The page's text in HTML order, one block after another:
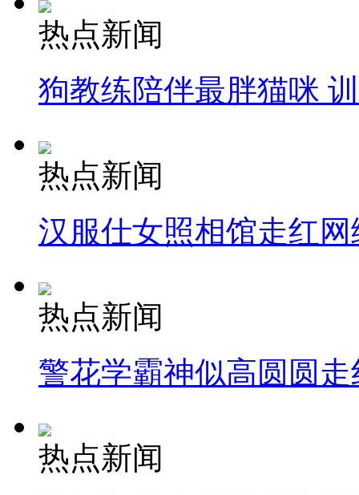
热点新闻
狗教练陪伴最胖猫咪
热点新闻
汉服仕女照相馆走红网
热点新闻
警花学霸神似高圆圆走
热点新闻